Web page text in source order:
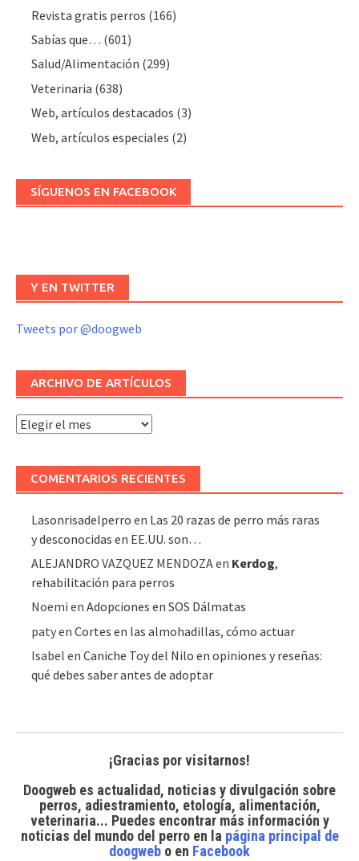
Revista gratis perros (166)
Sabías que… (601)
Salud/Alimentación (299)
Veterinaria (638)
Web, artículos destacados (3)
Web, artículos especiales (2)
SÍGUENOS EN FACEBOOK
Y EN TWITTER
Tweets por @doogweb
ARCHIVO DE ARTÍCULOS
Archivo
COMENTARIOS RECIENTES
Lasonrisadelperro en Las 20 razas de perro más raras
y desconocidas en EE.UU. son…
ALEJANDRO VAZQUEZ MENDOZAen Kerdog,
rehabilitación para perros
Noemi enAdopciones en SOS Dálmatas
patyenCortes en las almohadillas, cómo actuar
Isabel enCaniche Toy del Nilo en opiniones y reseñas:
qué debes saber antes de adoptar
¡Gracias por visitarnos!
Doogweb es actualidad, noticias y divulgación sobre
perros, adiestramiento, etología, alimentación,
veterinaria... Puedes encontrar más información y
noticias del mundo del perroen la página principal de
doogweb o en Facebook